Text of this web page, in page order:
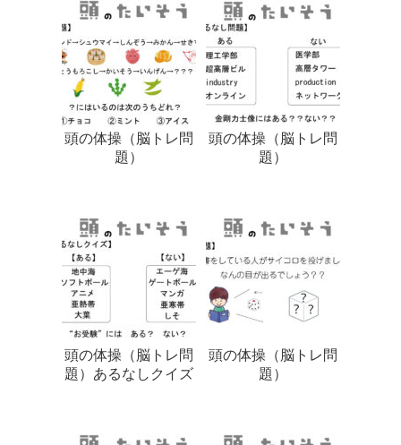
頭の体操（脳トレ問
題）
頭の体操（脳トレ問
題）
頭の体操（脳トレ問
題）あるなしクイズ
頭の体操（脳トレ問
題）